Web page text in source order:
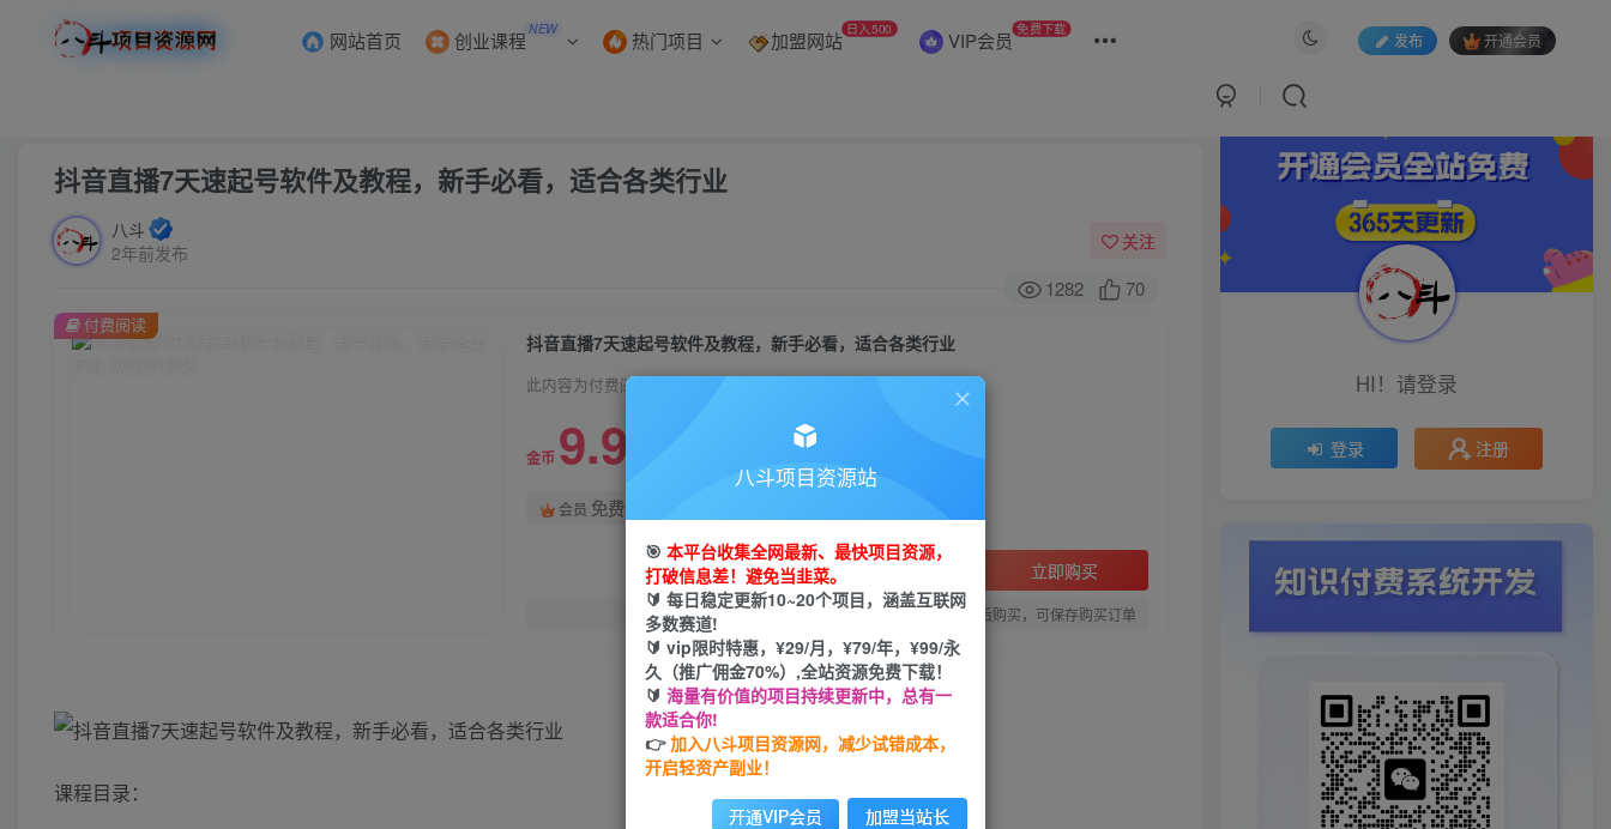
网站首页 创业课程 NEW 热门项目 加盟网站 日入500 VIP会员 免费下载
发布 开通会员
抖音直播7天速起号软件及教程，新手必看，适合各类行业
八斗
2年前发布
关注
1282 70
抖音直播7天速起号软件及教程，新手必看，适合各类行业
此内容为付费阅读，请付费后查看
金币 9.9
会员 免费
立即购买
您当前未登录！建议登陆后购买，可保存购买订单
付费阅读
课程目录：
HI！请登录
登录 注册
八斗项目资源站
🎯 本平台收集全网最新、最快项目资源，
打破信息差！避免当韭菜。
🔰 每日稳定更新10~20个项目，涵盖互联网
多数赛道!
🔰 vip限时特惠，¥29/月，¥79/年，¥99/永
久（推广佣金70%）,全站资源免费下载！
🔰 海量有价值的项目持续更新中，总有一
款适合你!
👉加入八斗项目资源网，减少试错成本，
开启轻资产副业！
开通VIP会员 加盟当站长